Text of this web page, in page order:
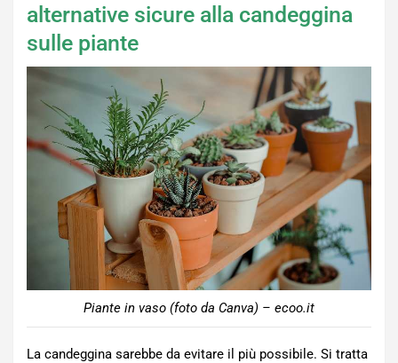
alternative sicure alla candeggina
sulle piante
Piante in vaso (foto da Canva) – ecoo.it
La candeggina sarebbe da evitare il più possibile. Si tratta